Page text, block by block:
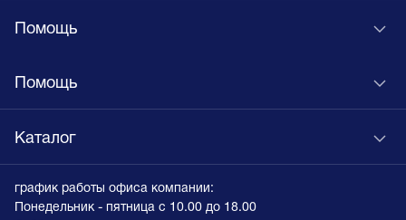
Помощь
Помощь
Каталог
график работы офиса компании:
Понедельник - пятница с 10.00 до 18.00